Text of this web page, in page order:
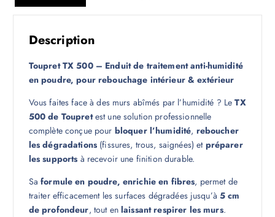
Description
Toupret TX 500 – Enduit de traitement anti-humidité
en poudre, pour rebouchage intérieur & extérieur
Vous faites face à des murs abîmés par l’humidité ? LeTX
500 de Toupretest une solution professionnelle
complète conçue pour bloquer l’humidité, reboucher
les dégradations (fissures, trous, saignées) et préparer
les supports à recevoir une finition durable.
Saformule en poudre, enrichie en fibres, permet de
traiter efficacement les surfaces dégradées jusqu’à5 cm
de profondeur, tout en laissant respirer les murs.